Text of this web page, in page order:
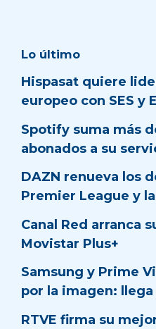
Lo último
Hispasat quiere
europeo con SES y
Spotify suma más
abonados a su
DAZN renueva los
Premier League y
Canal Red arranca
Movistar Plus+
Samsung y Prime
por la imagen: llega
RTVE firma su